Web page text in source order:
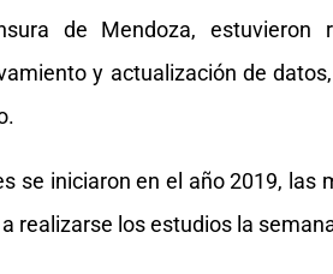
de Mendoza, estuvieron
y actualización de
se iniciaron en el año 2019, las
realizarse los estudios la